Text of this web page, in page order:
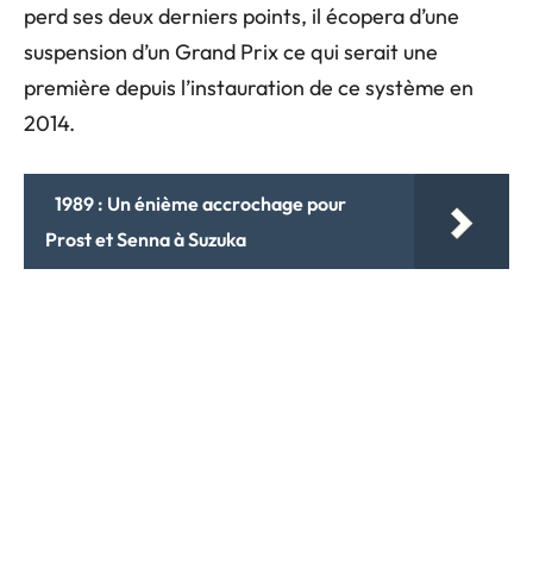
perd ses deux derniers points, il écopera d’une
suspension d’un Grand Prix ce qui serait une
première depuis l’instauration de ce système en
2014.
1989 : Un énième accrochage pour
Prost et Senna à Suzuka